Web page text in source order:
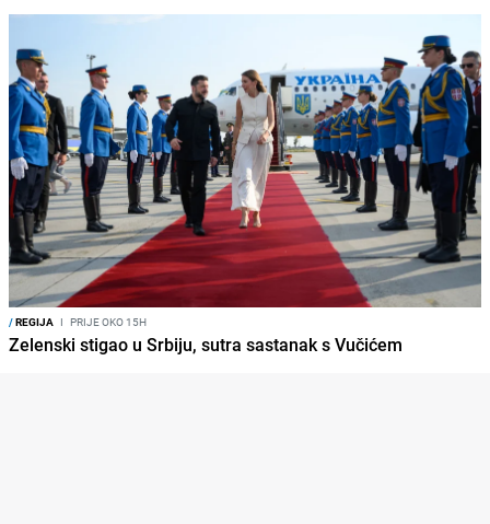
/REGIJA I PRIJE OKO 15H
Zelenski stigao u Srbiju, sutra sastanak s Vučićem